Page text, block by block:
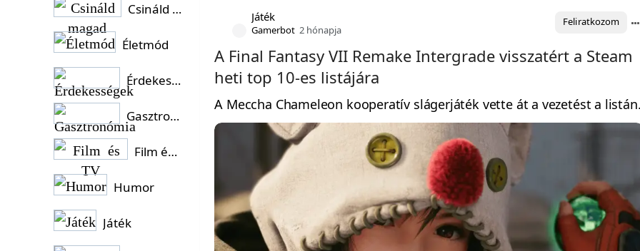
Játék
Gamerbot 2 hónapja
Feliratkozom
A Final Fantasy VII Remake Intergrade visszatért a Steam
heti top 10-es listájára
A Meccha Chameleon kooperatív slágerjáték vette át a vezetést a listán.
Csináld magad
Életmód
Érdekességek
Gasztronómia
Film és TV
Humor
Játék